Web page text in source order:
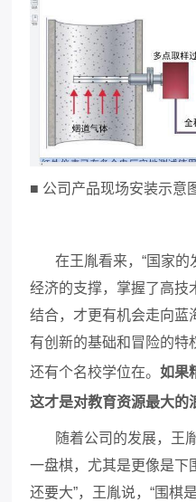
■ 公司产品现场安装示意
在王胤看来，“国家
经济的支撑，掌握了高技
结合，才更有机会走向蓝
有创新的基础和冒险的特
还有个名校学位在。如果
这才是对教育资源最大的
随着公司的发展，王
一盘棋，尤其是更像是下
还要大”，王胤说，“围棋